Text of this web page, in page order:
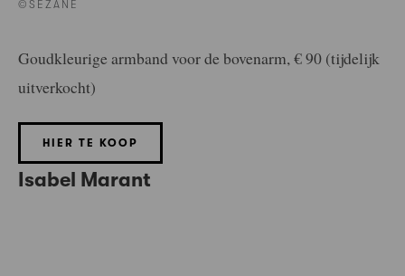
©SÉZANE
Goudkleurige armband voor de bovenarm, € 90 (tijdelijk
uitverkocht)
HIER TE KOOP
Isabel Marant